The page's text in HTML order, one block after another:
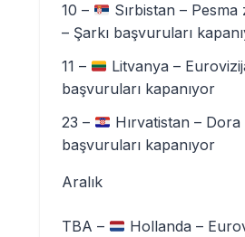
10 –
Sırbistan –
– Şarkı başvuruları
11 –
Litvanya –
başvuruları kapanıyor
23 –
Hırvatistan – Dora
başvuruları kapanıyor
Aralık
TBA –
Hollanda –